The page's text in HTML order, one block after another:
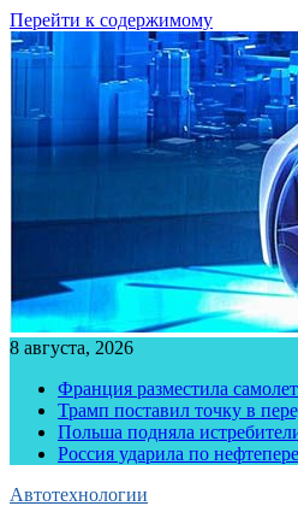
Перейти к содержимому
8 августа, 2026
Франция разместила
Трамп поставил точку в
Польша подняла
Россия ударила по
Автотехнологии